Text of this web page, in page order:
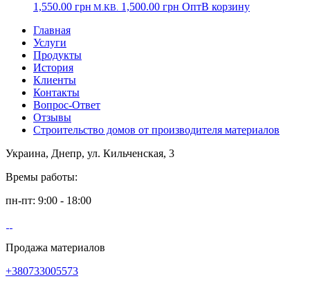
1,550.00 грн М.КВ. 1,500.00 грн ОптВ корзину
Главная
Услуги
Продукты
История
Клиенты
Контакты
Вопрос-Ответ
Отзывы
Строительство домов от производителя материалов
Украина, Днепр, ул. Кильченская, 3
Времы работы:
пн-пт: 9:00 - 18:00
Продажа материалов
+380733005573